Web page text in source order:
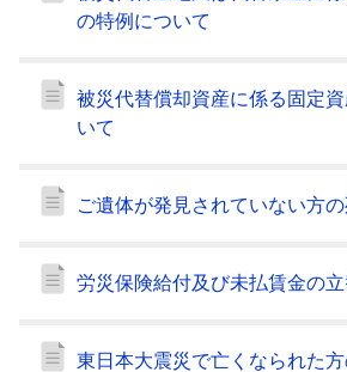
の特例について
被災代替償却資産に係る固定
いて
ご遺体が発見されていない方
労災保険給付及び未払賃金の
東日本大震災で亡くなられた